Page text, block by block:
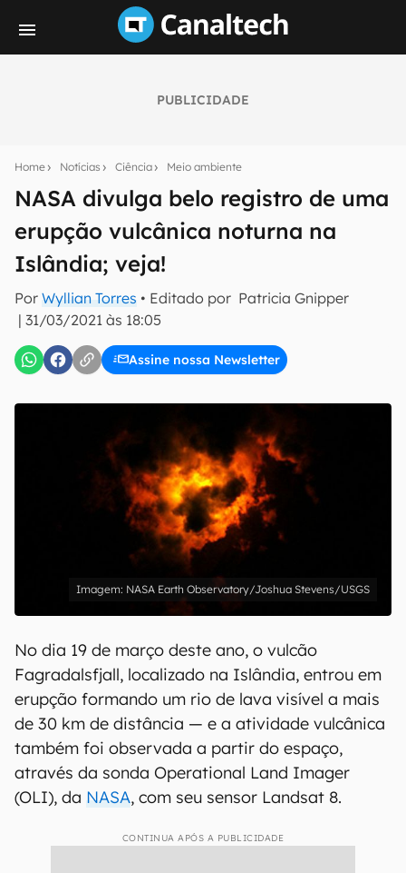
PUBLICIDADE
Home Notícias Ciência Meio ambiente
NASA divulga belo registro de uma
erupção vulcânica noturna na
Islândia; veja!
Por Wyllian Torres • Editado por Patricia Gnipper
| 31/03/2021 às 18:05
Assine nossa Newsletter
notícias e reviews sobre tecnologia em primeira
mão.
E-mail
inscreva-se
Confirmo que li, aceito e concordo com os Termos de
Uso e Política de Privacidade do Canaltech.
NASA Earth Observatory/Joshua Stevens/USGS
No dia 19 de março deste ano, o vulcão
Fagradalsfjall, localizado na Islândia, entrou em
erupção formando um rio de lava visível a mais
de 30 km de distância — e a atividade vulcânica
também foi observada a partir do espaço,
através da sonda Operational Land Imager
(OLI), da NASA, com seu sensor Landsat 8.
CONTINUA APÓS A PUBLICIDADE